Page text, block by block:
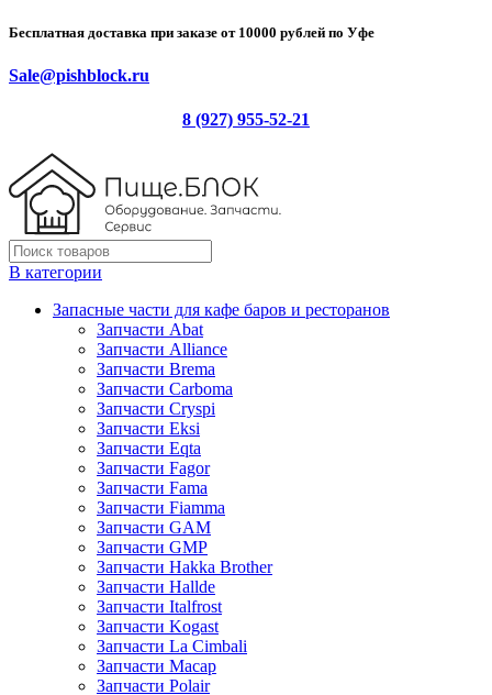
Бесплатная доставка при заказе от 10000 рублей по Уфе
Sale@pishblock.ru
8 (927) 955-52-21
В категории
Запасные части для кафе баров и ресторанов
Запчасти Abat
Запчасти Alliance
Запчасти Brema
Запчасти Carboma
Запчасти Cryspi
Запчасти Eksi
Запчасти Eqta
Запчасти Fagor
Запчасти Fama
Запчасти Fiamma
Запчасти GAM
Запчасти GMP
Запчасти Hakka Brother
Запчасти Hallde
Запчасти Italfrost
Запчасти Kogast
Запчасти La Cimbali
Запчасти Macap
Запчасти Polair